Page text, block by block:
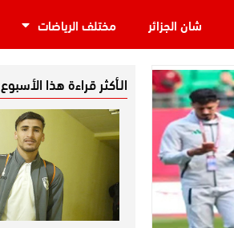
شان الجزائر مختلف الرياضات
الـأكثر قراءة هذا الأسبوع